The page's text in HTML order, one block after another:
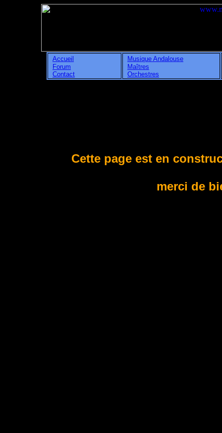
Accueil
Forum
Contact
Musique Andalouse
Maîtres
Orchestres
Cette page est en
merci de